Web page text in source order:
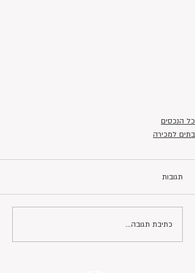
כל הנכסים
בתים למכירה
תגובות
כתיבת תגובה...